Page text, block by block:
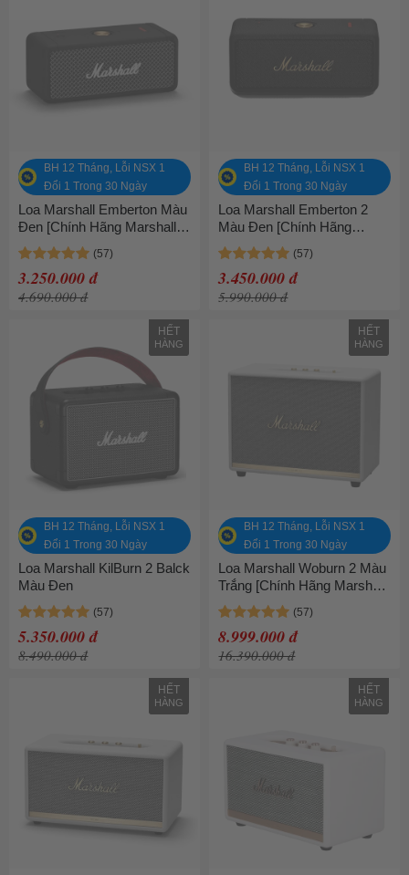
BH 12 Tháng, Lỗi NSX 1
Đổi 1 Trong 30 Ngày
Loa Marshall Emberton Màu
Đen [Chính Hãng Marshall -
Bảo hành 1 năm]
3.250.000 đ
4.690.000 đ
BH 12 Tháng, Lỗi NSX 1
Đổi 1 Trong 30 Ngày
Loa Marshall Emberton 2
Màu Đen [Chính Hãng
Marshall - Bảo hành 1 năm]
3.450.000 đ
5.990.000 đ
HẾT
HÀNG
BH 12 Tháng, Lỗi NSX 1
Đổi 1 Trong 30 Ngày
Loa Marshall KilBurn 2 Balck
Màu Đen
5.350.000 đ
8.490.000 đ
HẾT
HÀNG
BH 12 Tháng, Lỗi NSX 1
Đổi 1 Trong 30 Ngày
Loa Marshall Woburn 2 Màu
Trắng [Chính Hãng Marshall
- Bảo hành 1 năm]
8.999.000 đ
16.390.000 đ
HẾT
HÀNG
HẾT
HÀNG